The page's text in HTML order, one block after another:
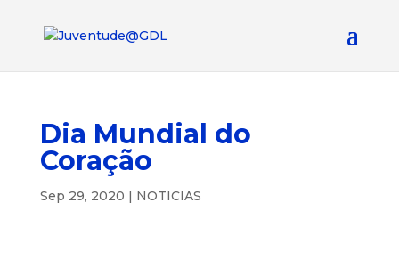
Dia Mundial do
Coração
Sep 29, 2020 | NOTICIAS